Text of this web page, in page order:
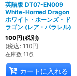
英語版 DT07-EN009
White-Horned Dragon
ホワイト・ホーンズ・ド
ラゴン (レア・パラレル)
100円(税別)
(税込 : 110円)
在庫数 11点
カートに入れる